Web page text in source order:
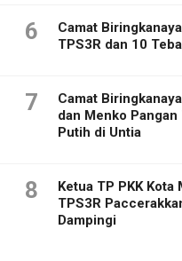
6
Camat
TPS3R dan 10
7
Camat
dan Menko
Putih di Untia
8
Ketua TP PKK
TPS3R
Dampingi